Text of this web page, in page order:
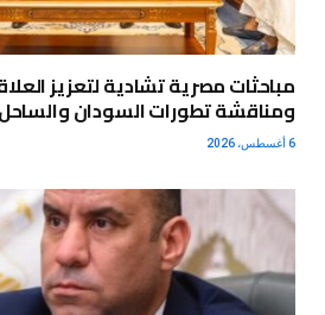
مباحثات مصرية تشادية لتعزيز
ومناقشة تطورات السودان والساحل
6 أغسطس، 2026